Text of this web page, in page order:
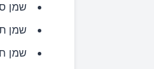
שמן
שמן
שמן